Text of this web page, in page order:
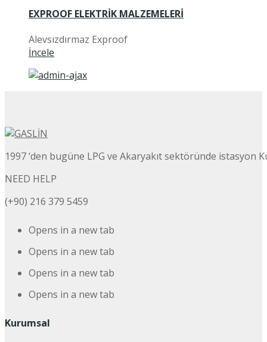
EXPROOF ELEKTRİK MALZEMELERİ
Alevsızdırmaz Exproof
İncele
1997 ‘den bugüne LPG ve Akaryakıt sektöründe istasyon
NEED HELP
(+90) 216 379 5459
Opens in a new tab
Opens in a new tab
Opens in a new tab
Opens in a new tab
Kurumsal